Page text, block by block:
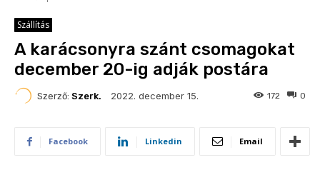
Szállítás
A karácsonyra szánt csomagokat
december 20-ig adják postára
Szerző: Szerk. 2022. december 15. 0
172
Facebook Linkedin Email